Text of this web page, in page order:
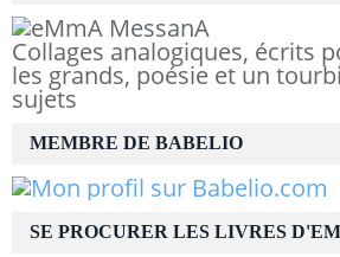
Collages analogiques, écrits
les grands, poésie et un
sujets
MEMBRE DE BABELIO
SE PROCURER LES LIVRES